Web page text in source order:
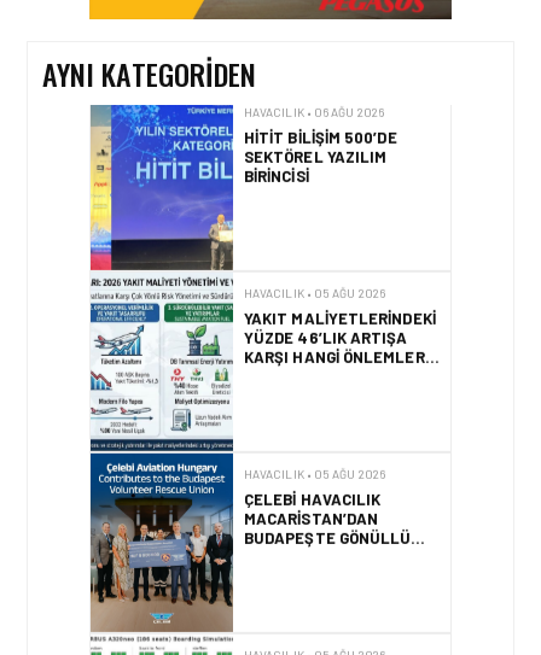
AYNI KATEGORIDEN
YAKIT MALIYETLERINDEKI
YÜZDE 46’LIK ARTIŞA
KARŞI HANGI ÖNLEMLER
ALINIYOR?
ÇELEBI HAVACILIK
MACARISTAN’DAN
BUDAPEŞTE GÖNÜLLÜ
KURTARMA BIRLIĞI’NE
AIRBUS A320NEO
UÇAKLARINDA YOLCU
BINIŞ SÜREÇLERI
SIMÜLASYONLA TEST